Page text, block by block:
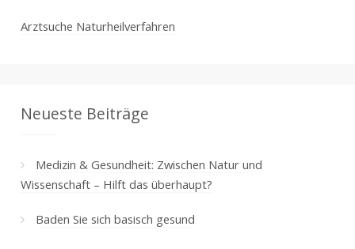
Arztsuche Naturheilverfahren
Neueste Beiträge
Medizin & Gesundheit: Zwischen Natur und
Wissenschaft – Hilft das überhaupt?
Baden Sie sich basisch gesund